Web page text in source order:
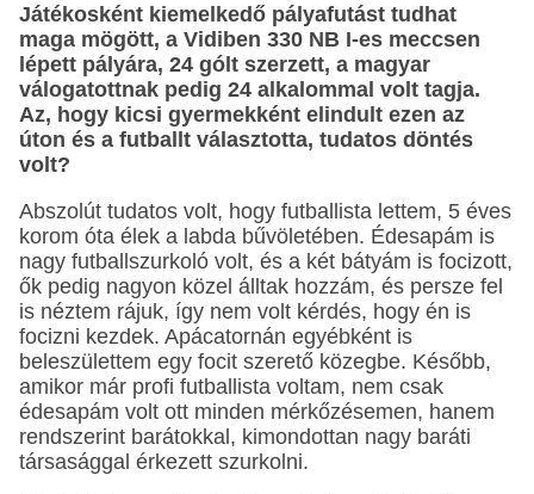
Játékosként kiemelkedő pályafutást tudhat
maga mögött, a Vidiben 330 NB I-es meccsen
lépett pályára, 24 gólt szerzett, a magyar
válogatottnak pedig 24 alkalommal volt tagja.
Az, hogy kicsi gyermekként elindult ezen az
úton és a futballt választotta, tudatos döntés
volt?
Abszolút tudatos volt, hogy futballista lettem, 5 éves
korom óta élek a labda bűvöletében. Édesapám is
nagy futballszurkoló volt, és a két bátyám is focizott,
ők pedig nagyon közel álltak hozzám, és persze fel
is néztem rájuk, így nem volt kérdés, hogy én is
focizni kezdek. Apácatornán egyébként is
beleszülettem egy focit szerető közegbe. Később,
amikor már profi futballista voltam, nem csak
édesapám volt ott minden mérkőzésemen, hanem
rendszerint barátokkal, kimondottan nagy baráti
társasággal érkezett szurkolni.